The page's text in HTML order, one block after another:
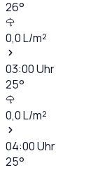
26°
0,0L/m²
03:00Uhr
25°
0,0L/m²
04:00Uhr
25°